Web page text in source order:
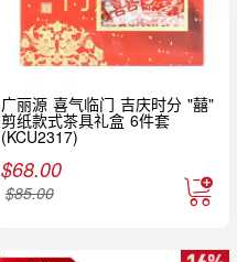
广丽源 喜气临门 吉庆时分 "囍"
剪纸款式茶具礼盒 6件套
(KCU2317)
$68.00
$85.00